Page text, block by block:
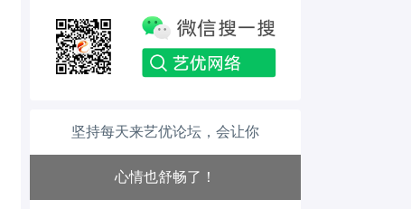
坚持每天来艺优论坛，会让你
工作也轻松了！
生活也美好了！